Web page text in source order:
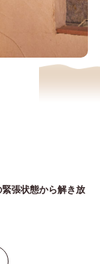
張状態から解き放